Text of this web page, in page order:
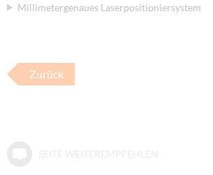
Millimetergenaues Laserpositioniersystem
Zurück